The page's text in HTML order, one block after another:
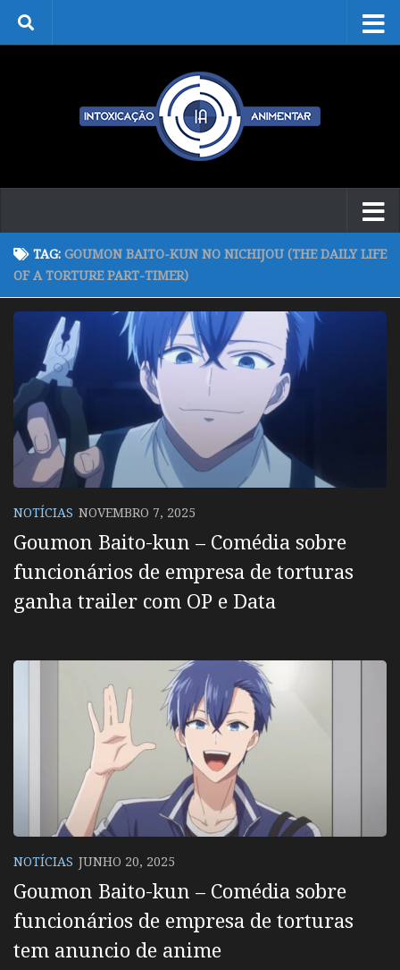
Skip to content
TAG: GOUMON BAITO-KUN NO NICHIJOU (THE DAILY LIFE
OF A TORTURE PART-TIMER)
NOTÍCIAS NOVEMBRO 7, 2025
Goumon Baito-kun – Comédia sobre
funcionários de empresa de torturas
ganha trailer com OP e Data
NOTÍCIAS JUNHO 20, 2025
Goumon Baito-kun – Comédia sobre
funcionários de empresa de torturas
tem anuncio de anime